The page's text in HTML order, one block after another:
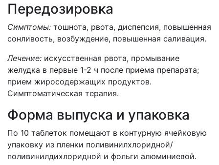
Передозировка
Симптомы: тошнота, рвота, диспепсия, повышенная
сонливость, возбуждение, повышенная саливация.
Лечение: искусственная рвота, промывание
желудка в первые 1-2 ч после приема препарата;
прием жиросодержащих продуктов.
Симптоматическая терапия.
Форма выпуска и упаковка
По 10 таблеток помещают в контурную ячейковую
упаковку из пленки поливинилхлоридной/
поливинилдихлоридной и фольги алюминиевой.